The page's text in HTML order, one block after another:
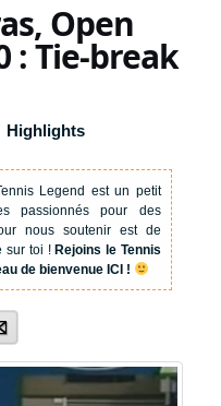
Open
: Tie-break
Highlights
Legend est un petit
passionnés pour des
nous soutenir est de
sur toi !Rejoins le Tennis
de bienvenue ICI !